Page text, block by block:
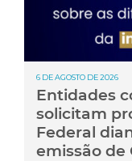
6 DE AGOSTO DE 2026
Entidades
solicitam
Federal
emissão de